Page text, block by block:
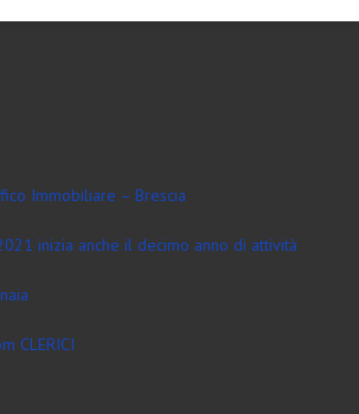
Immobiliare – Brescia
inizia anche il decimo anno di attività
CLERICI